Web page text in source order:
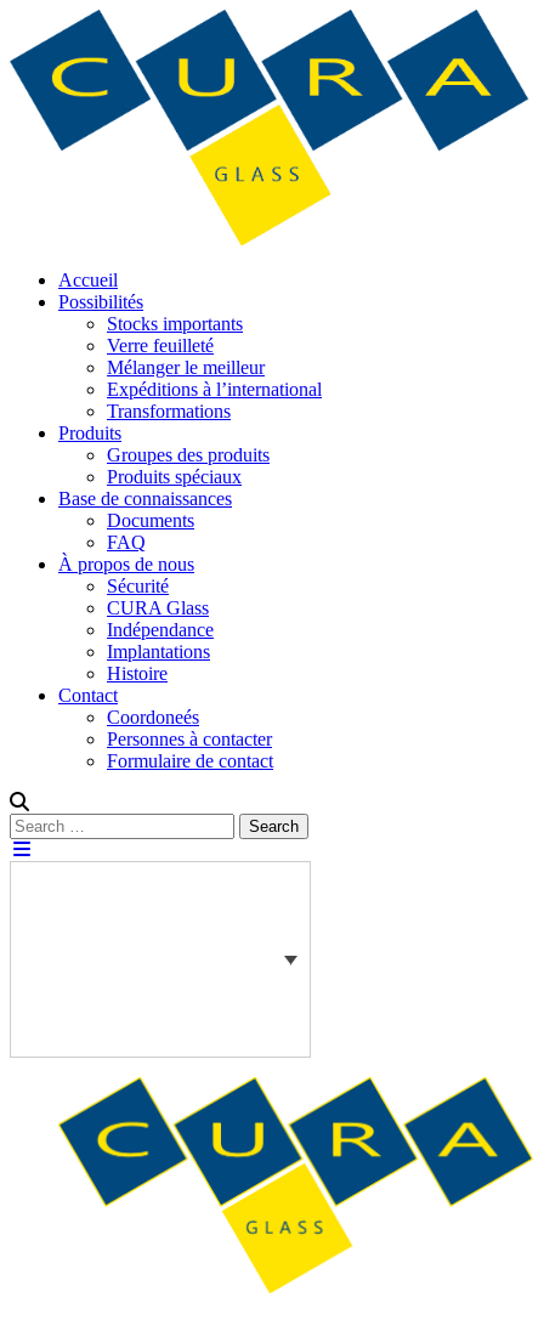
Accueil
Possibilités
Stocks importants
Verre feuilleté
Mélanger le meilleur
Expéditions à l’international
Transformations
Produits
Groupes des produits
Produits spéciaux
Base de connaissances
Documents
FAQ
À propos de nous
Sécurité
CURA Glass
Indépendance
Implantations
Histoire
Contact
Coordoneés
Personnes à contacter
Formulaire de contact
Rechercher : Search